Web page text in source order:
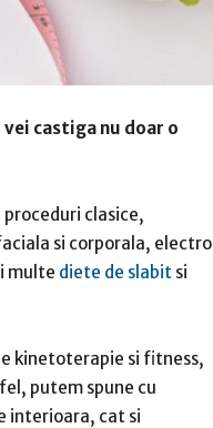
castiga nu doar o
clasice,
si corporala, electro
multe diete de slabit si
kinetoterapie si fitness,
putem spune cu
interioara, cat si